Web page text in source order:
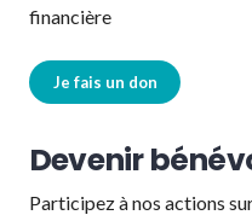
financière
Je fais un don
Devenir
Participez à nos actions